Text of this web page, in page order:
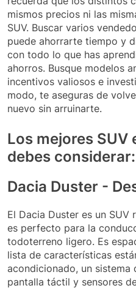
mismos precios ni las
SUV. Buscar varios
puede ahorrarte tiempo y
con todo lo que has
ahorros. Busque modelos
incentivos valiosos e
modo, te aseguras de
nuevo sin arruinarte.
Los mejores
debes considerar:
Dacia Duster -
El Dacia Duster es un SUV
es perfecto para la
todoterreno ligero. Es
lista de características
acondicionado, un
pantalla táctil y sensores